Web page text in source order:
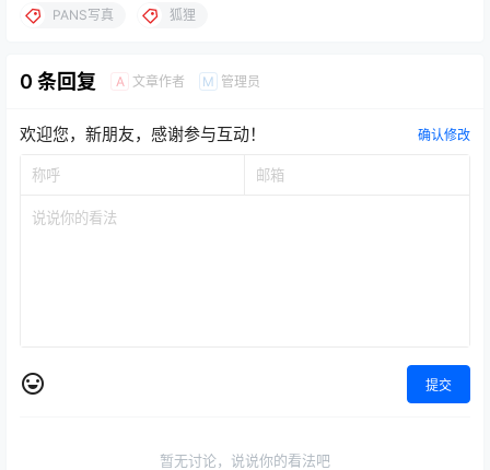
PANS写真 狐狸
0 条回复 A 文章作者 M 管理员
欢迎您，新朋友，感谢参与互动！ 确认修改
提交
暂无讨论，说说你的看法吧